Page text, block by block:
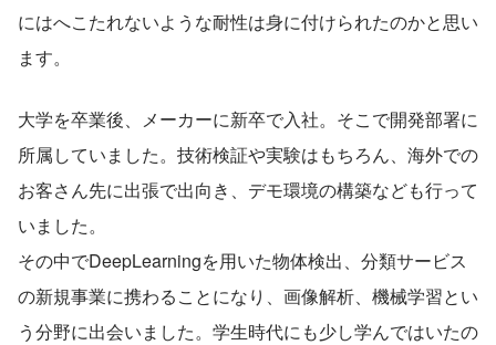
にはへこたれないような耐性は身に付けられたのかと思い
ます。
大学を卒業後、メーカーに新卒で入社。そこで開発部署に
所属していました。技術検証や実験はもちろん、海外での
お客さん先に出張で出向き、デモ環境の構築なども行って
いました。
その中でDeepLearningを用いた物体検出、分類サービス
の新規事業に携わることになり、画像解析、機械学習とい
う分野に出会いました。学生時代にも少し学んではいたの